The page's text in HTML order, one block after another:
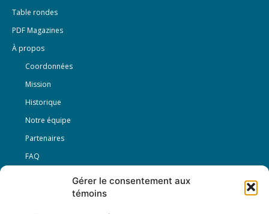
Gérer le consentement aux
témoins
Table rondes
PDF Magazines
À propos
Coordonnées
Mission
Historique
Notre équipe
Partenaires
FAQ
Conditions générales